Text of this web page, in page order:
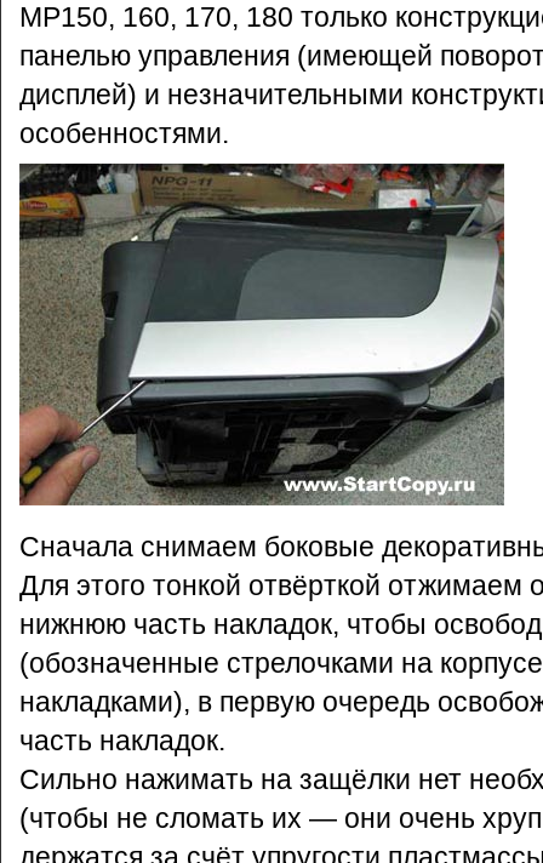
MP150, 160, 170, 180 только
панелью управления (имеющей
дисплей) и незначительными
особенностями.
Cначала снимаем боковые
Для этого тонкой отвёрткой отжимаем
нижнюю часть накладок, чтобы
(обозначенные стрелочками на
накладками), в первую очередь
часть накладок.
Сильно нажимать на защёлки нет
(чтобы не сломать их — они очень